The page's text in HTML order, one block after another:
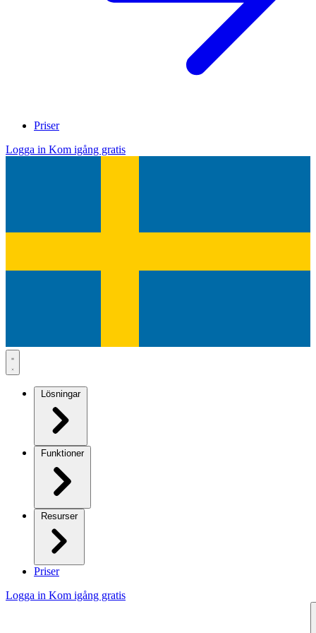
Priser
Logga in Kom igång gratis
Lösningar
Funktioner
Resurser
Priser
Logga in Kom igång gratis